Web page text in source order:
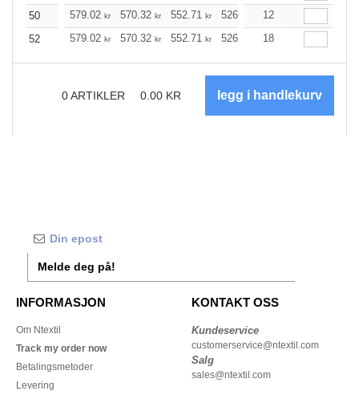
50
579.02 kr 570.32 kr 552.71 kr 526.39 500.08
12
52
579.02 kr 570.32 kr 552.71 kr 526.39 500.08
18
0ARTIKLER 0.00 KR
Melde deg på!
INFORMASJON
Om Ntextil
Track my order now
Betalingsmetoder
Levering
KONTAKT OSS
Kundeservice
customerservice@ntextil.com
Salg
sales@ntextil.com